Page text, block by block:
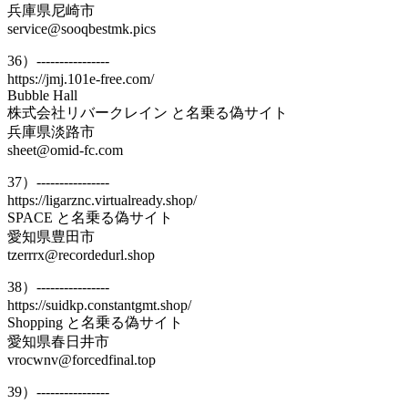
兵庫県尼崎市
service@sooqbestmk.pics
36）----------------
https://jmj.101e-free.com/
Bubble Hall
株式会社リバークレイン と名乗る偽サイト
兵庫県淡路市
sheet@omid-fc.com
37）----------------
https://ligarznc.virtualready.shop/
SPACE と名乗る偽サイト
愛知県豊田市
tzerrrx@recordedurl.shop
38）----------------
https://suidkp.constantgmt.shop/
Shopping と名乗る偽サイト
愛知県春日井市
vrocwnv@forcedfinal.top
39）----------------